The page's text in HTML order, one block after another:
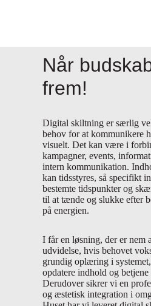
Når
frem!
Digital skiltning er særlig
behov for at kommunikere
visuelt. Det kan være i
kampagner, events,
intern kommunikation.
kan tidsstyres, så specifikt
bestemte tidspunkter og
til at tænde og slukke efter
på energien.
I får en løsning, der er nem
udvidelse, hvis behovet
grundig oplæring i
opdatere indhold og
Derudover sikrer vi en
og æstetisk integration i